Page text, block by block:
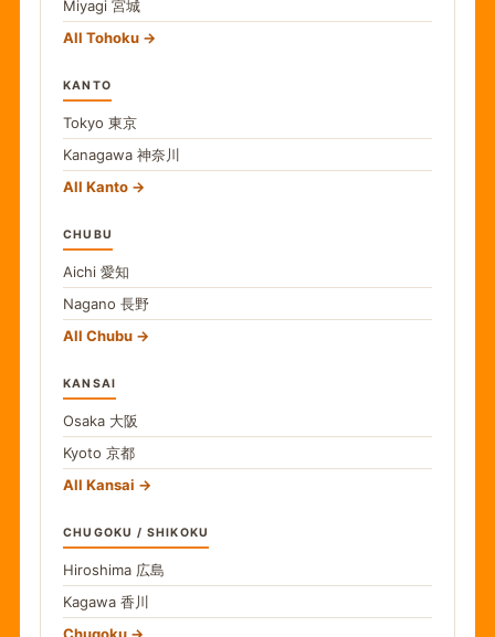
Miyagi 宮城
All Tohoku
KANTO
Tokyo 東京
Kanagawa 神奈川
All Kanto
CHUBU
Aichi 愛知
Nagano 長野
All Chubu
KANSAI
Osaka 大阪
Kyoto 京都
All Kansai
CHUGOKU / SHIKOKU
Hiroshima 広島
Kagawa 香川